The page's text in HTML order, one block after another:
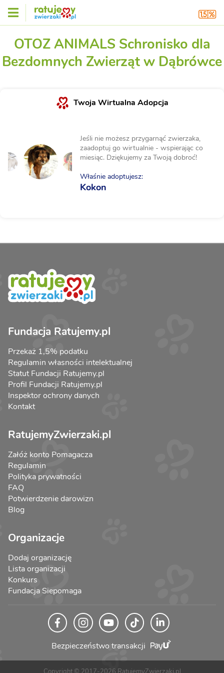
OTOZ ANIMALS Schronisko dla
Bezdomnych Zwierząt w Dąbrówce
Twoja Wirtualna Adopcja
Jeśli nie możesz przygarnąć zwierzaka,
zaadoptuj go wirtualnie - wspierając co
miesiąc. Dziękujemy za Twoją dobroć!
Właśnie adoptujesz:
Kokon
Fundacja Ratujemy.pl
Przekaż 1,5% podatku
Regulamin własności intelektualnej
Statut Fundacji Ratujemy.pl
Profil Fundacji Ratujemy.pl
Inspektor ochrony danych
Kontakt
RatujemyZwierzaki.pl
Załóż konto Pomagacza
Regulamin
Polityka prywatności
FAQ
Potwierdzenie darowizn
Blog
Organizacje
Dodaj organizację
Lista organizacji
Konkurs
Fundacja Siepomaga
Bezpieczeństwo transakcji